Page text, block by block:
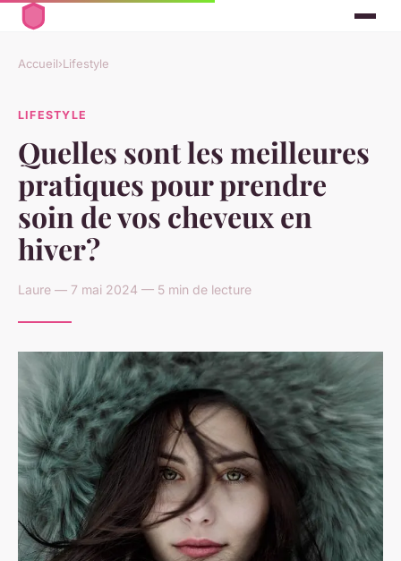
Accueil›Lifestyle
LIFESTYLE
Quelles sont les meilleures
pratiques pour prendre
soin de vos cheveux en
hiver?
Laure — 7 mai 2024 — 5 min de lecture